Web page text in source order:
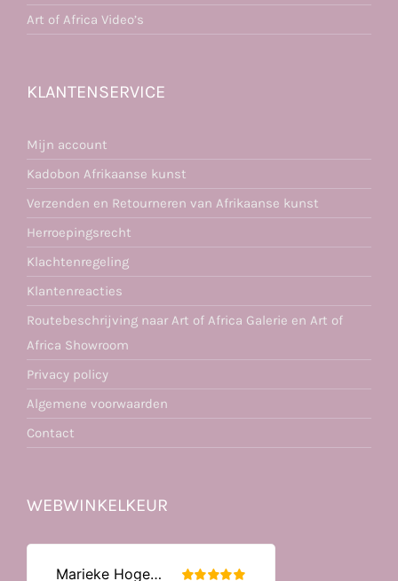
Art of Africa Video’s
KLANTENSERVICE
Mijn account
Kadobon Afrikaanse kunst
Verzenden en Retourneren van Afrikaanse kunst
Herroepingsrecht
Klachtenregeling
Klantenreacties
Routebeschrijving naar Art of Africa Galerie en Art of
Africa Showroom
Privacy policy
Algemene voorwaarden
Contact
WEBWINKELKEUR